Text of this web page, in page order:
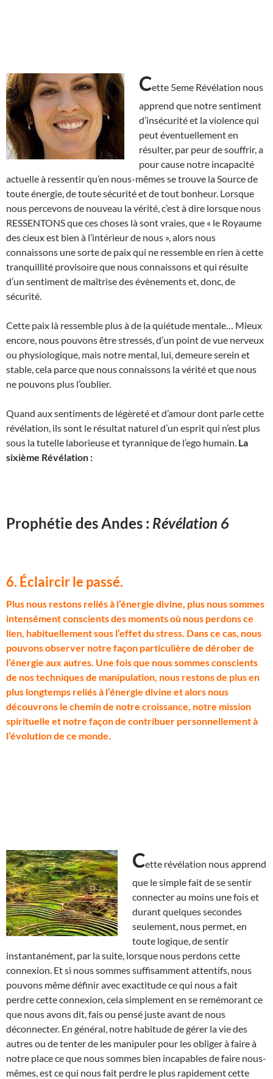
Cette 5eme Révélation nous
apprend que notre sentiment
d’insécurité et la violence qui
peut éventuellement en
résulter, par peur de souffrir, a
pour cause notre incapacité
actuelle à ressentir qu’en nous-mêmes se trouve la Source de
toute énergie, de toute sécurité et de tout bonheur. Lorsque
nous percevons de nouveau la vérité, c’est à dire lorsque nous
RESSENTONS que ces choses là sont vraies, que « le Royaume
des cieux est bien à l’intérieur de nous », alors nous
connaissons une sorte de paix qui ne ressemble en rien à cette
tranquillité provisoire que nous connaissons et qui résulte
d’un sentiment de maîtrise des évènements et, donc, de
sécurité.
Cette paix là ressemble plus à de la quiétude mentale… Mieux
encore, nous pouvons être stressés, d’un point de vue nerveux
ou physiologique, mais notre mental, lui, demeure serein et
stable, cela parce que nous connaissons la vérité et que nous
ne pouvons plus l’oublier.
Quand aux sentiments de légèreté et d’amour dont parle cette
révélation, ils sont le résultat naturel d’un esprit qui n’est plus
sous la tutelle laborieuse et tyrannique de l’ego humain. La
sixième Révélation :
Prophétie des Andes : Révélation 6
6. Éclaircir le passé.
Plus nous restons reliés à l’énergie divine, plus nous sommes
intensément conscients des moments où nous perdons ce
lien, habituellement sous l’effet du stress. Dans ce cas, nous
pouvons observer notre façon particulière de dérober de
l’énergie aux autres. Une fois que nous sommes conscients
de nos techniques de manipulation, nous restons de plus en
plus longtemps reliés à l’énergie divine et alors nous
découvrons le chemin de notre croissance, notre mission
spirituelle et notre façon de contribuer personnellement à
l’évolution de ce monde.
Cette révélation nous apprend
que le simple fait de se sentir
connecter au moins une fois et
durant quelques secondes
seulement, nous permet, en
toute logique, de sentir
instantanément, par la suite, lorsque nous perdons cette
connexion. Et si nous sommes suffisamment attentifs, nous
pouvons même définir avec exactitude ce qui nous a fait
perdre cette connexion, cela simplement en se remémorant ce
que nous avons dit, fais ou pensé juste avant de nous
déconnecter. En général, notre habitude de gérer la vie des
autres ou de tenter de les manipuler pour les obliger à faire à
notre place ce que nous sommes bien incapables de faire nous-
mêmes, est ce qui nous fait perdre le plus rapidement cette